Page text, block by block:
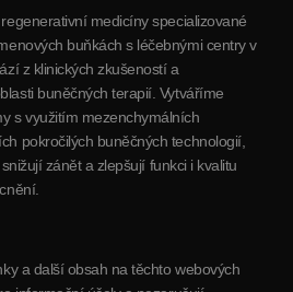
medicíny specializované
buňkách s léčebnými centry v
z klinických zkušeností a
buněčných terapií. Vytváříme
s využitím mezenchymálních
pokročilých buněčných technologií,
zánět a zlepšují funkci i kvalitu
a další obsah na těchto webových